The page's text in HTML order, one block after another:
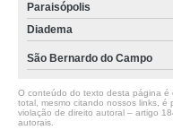
Paraisópolis
Diadema
São Bernardo do Campo
O conteúdo do texto desta página é
total, mesmo citando nossos links, é
violação de direito autoral – artigo
autorais